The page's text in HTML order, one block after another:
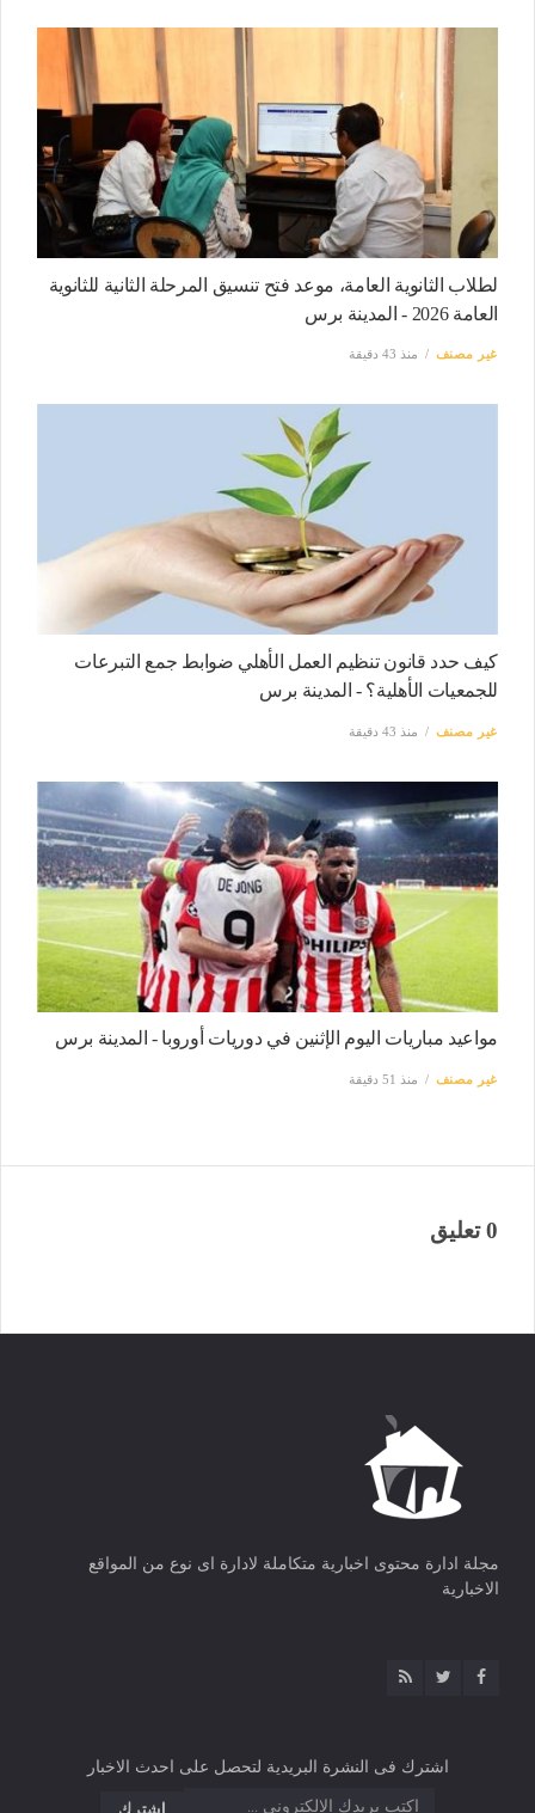
لطلاب الثانوية العامة، موعد فتح تنسيق المرحلة الثانية للثانوية
العامة 2026 - المدينة برس
غير مصنف منذ 43 دقيقة
كيف حدد قانون تنظيم العمل الأهلي ضوابط جمع التبرعات
للجمعيات الأهلية؟ - المدينة برس
غير مصنف منذ 43 دقيقة
مواعيد مباريات اليوم الإثنين في دوريات أوروبا - المدينة برس
غير مصنف منذ 51 دقيقة
0 تعليق
مجلة ادارة محتوى اخبارية متكاملة لادارة اى نوع من المواقع
الاخبارية
اشترك فى النشرة البريدية لتحصل على احدث الاخبار